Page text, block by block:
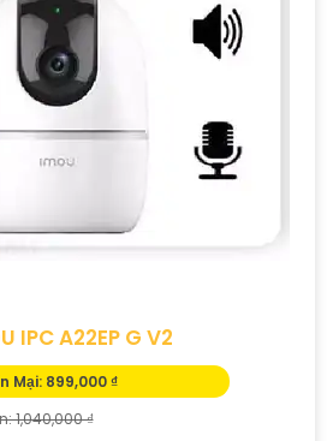
IPC A22EP G V2
Mại: 899,000 ₫
1,040,000 ₫